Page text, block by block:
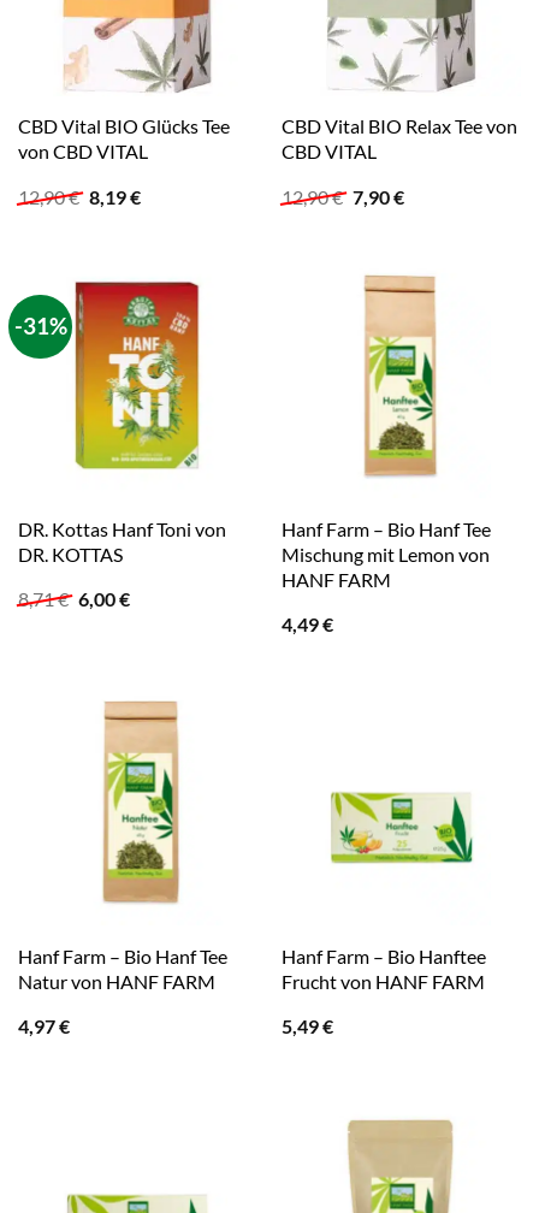
CBD Vital BIO Glücks Tee
von CBD VITAL
12,90€ Ursprünglicher
Preis
8,19€Aktueller
CBD Vital BIO Relax Tee von
CBD VITAL
12,90€ Ursprünglicher
Preis
7,90€Aktueller
-31%
DR. Kottas Hanf Toni von
DR. KOTTAS
8,71€ Ursprünglicher
6,00€Aktueller
Hanf Farm – Bio Hanf Tee
Mischung mit Lemon von
HANF FARM
4,49€
Hanf Farm – Bio Hanf Tee
Natur von HANF FARM
4,97€
Hanf Farm – Bio Hanftee
Frucht von HANF FARM
5,49€